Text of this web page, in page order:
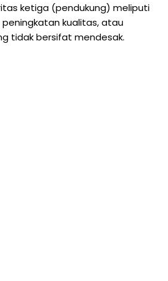
ketiga (pendukung) meliputi
kualitas, atau
tidak bersifat mendesak.